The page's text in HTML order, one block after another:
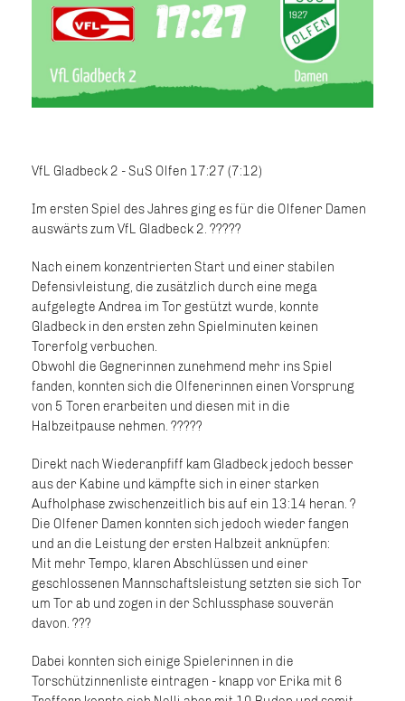
VfL Gladbeck 2 - SuS Olfen 17:27 (7:12)
Im ersten Spiel des Jahres ging es für die Olfener Damen
auswärts zum VfL Gladbeck 2. ???‍??
Nach einem konzentrierten Start und einer stabilen
Defensivleistung, die zusätzlich durch eine mega
aufgelegte Andrea im Tor gestützt wurde, konnte
Gladbeck in den ersten zehn Spielminuten keinen
Torerfolg verbuchen.
Obwohl die Gegnerinnen zunehmend mehr ins Spiel
fanden, konnten sich die Olfenerinnen einen Vorsprung
von 5 Toren erarbeiten und diesen mit in die
Halbzeitpause nehmen. ??‍???
Direkt nach Wiederanpfiff kam Gladbeck jedoch besser
aus der Kabine und kämpfte sich in einer starken
Aufholphase zwischenzeitlich bis auf ein 13:14 heran. ?
Die Olfener Damen konnten sich jedoch wieder fangen
und an die Leistung der ersten Halbzeit anknüpfen:
Mit mehr Tempo, klaren Abschlüssen und einer
geschlossenen Mannschaftsleistung setzten sie sich Tor
um Tor ab und zogen in der Schlussphase souverän
davon. ???
Dabei konnten sich einige Spielerinnen in die
Torschützinnenliste eintragen - knapp vor Erika mit 6